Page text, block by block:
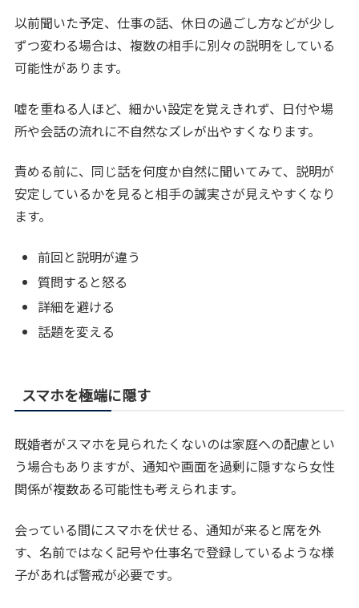
以前聞いた予定、仕事の話、休日の過ごし方などが少し
ずつ変わる場合は、複数の相手に別々の説明をしている
可能性があります。
嘘を重ねる人ほど、細かい設定を覚えきれず、日付や場
所や会話の流れに不自然なズレが出やすくなります。
責める前に、同じ話を何度か自然に聞いてみて、説明が
安定しているかを見ると相手の誠実さが見えやすくなり
ます。
前回と説明が違う
質問すると怒る
詳細を避ける
話題を変える
スマホを極端に隠す
既婚者がスマホを見られたくないのは家庭への配慮とい
う場合もありますが、通知や画面を過剰に隠すなら女性
関係が複数ある可能性も考えられます。
会っている間にスマホを伏せる、通知が来ると席を外
す、名前ではなく記号や仕事名で登録しているような様
子があれば警戒が必要です。